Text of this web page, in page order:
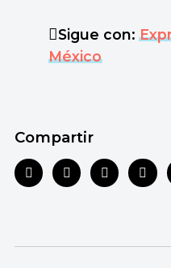
Sigue con:
México
Compartir